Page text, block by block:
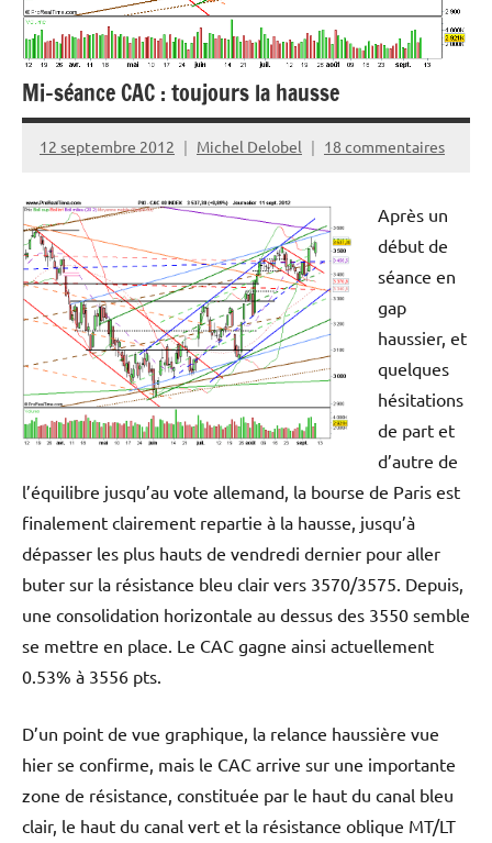
Mi-séance CAC : toujours la hausse
12 septembre 2012 Michel Delobel 18 commentaires
Après un
début de
séance en
gap
haussier, et
quelques
hésitations
de part et
d’autre de
l’équilibre jusqu’au vote allemand, la bourse de Paris est
finalement clairement repartie à la hausse, jusqu’à
dépasser les plus hauts de vendredi dernier pour aller
buter sur la résistance bleu clair vers 3570/3575. Depuis,
une consolidation horizontale au dessus des 3550 semble
se mettre en place. Le CAC gagne ainsi actuellement
0.53% à 3556 pts.
D’un point de vue graphique, la relance haussière vue
hier se confirme, mais le CAC arrive sur une importante
zone de résistance, constituée par le haut du canal bleu
clair, le haut du canal vert et la résistance oblique MT/LT